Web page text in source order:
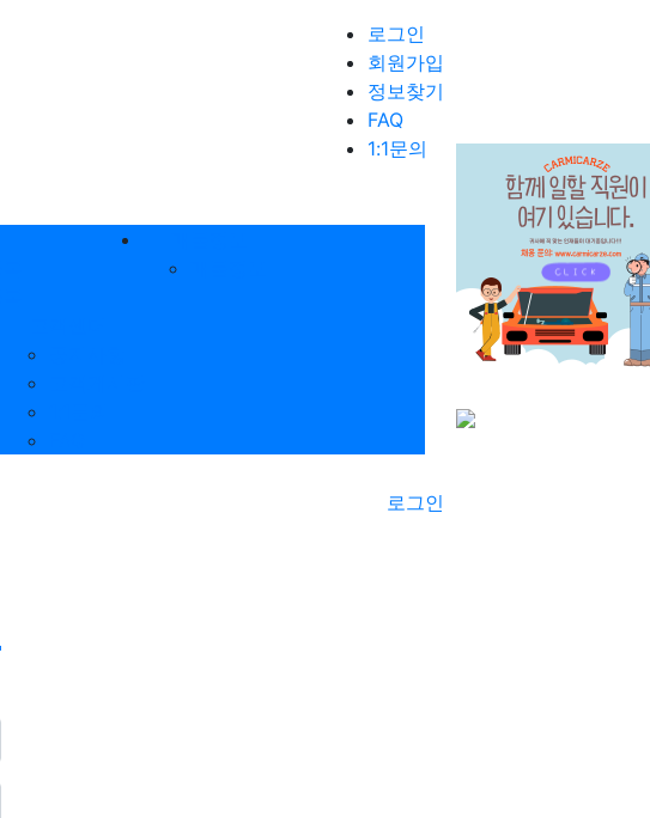
로그인
회원가입
정보찾기
FAQ
1:1문의
로그인